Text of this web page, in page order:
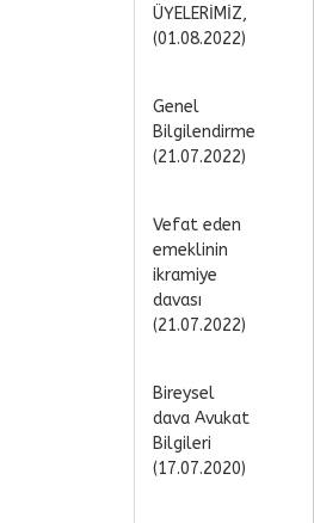
ÜYELERİMİZ,
(01.08.2022)
Genel
Bilgilendirme
(21.07.2022)
Vefat eden
emeklinin
ikramiye
davası
(21.07.2022)
Bireysel
dava Avukat
Bilgileri
(17.07.2020)